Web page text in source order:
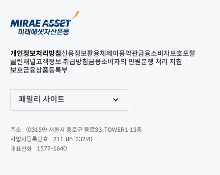
개인정보처리방침신용정보활용체제 이용약관금융소비자보호포탈
클린채널고객정보 취급방침금융소비자의 민원분쟁 처리 지침
보호금융상품등록부
패밀리 사이트
주소
(03159) 서울시 종로구 종로33, TOWER1 13층
사업자등록번호
211-86-23290
대표전화
1577-1640